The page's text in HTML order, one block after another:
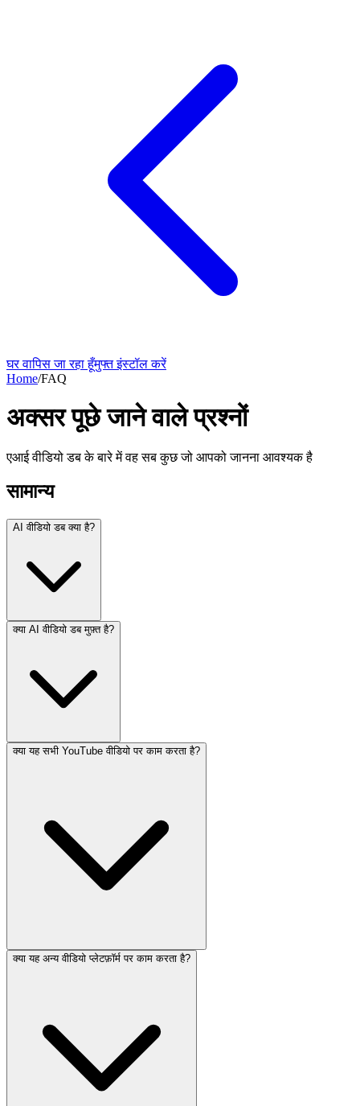
घर वापिस जा रहा हूँमुफ्त इंस्टॉल करें
Home/FAQ
अक्सर पूछे जाने वाले प्रश्नों
एआई वीडियो डब के बारे में वह सब कुछ जो आपको जानना आवश्यक है
सामान्य
AI वीडियो डब क्या है?
क्या AI वीडियो डब मुफ़्त है?
क्या यह सभी YouTube वीडियो पर काम करता है?
क्या यह अन्य वीडियो प्लेटफ़ॉर्म पर काम करता है?